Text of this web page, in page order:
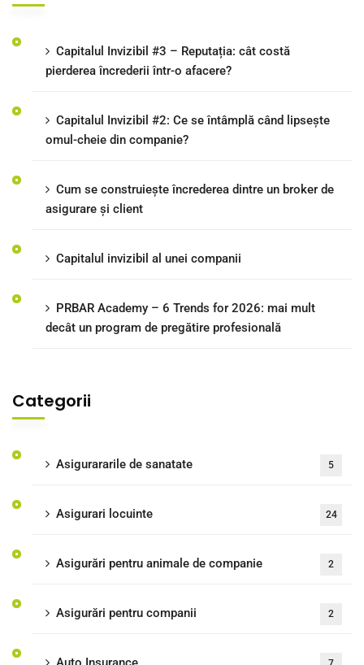
Capitalul Invizibil #3 – Reputația: cât costă
pierderea încrederii într-o afacere?
Capitalul Invizibil #2: Ce se întâmplă când lipsește
omul-cheie din companie?
Cum se construiește încrederea dintre un broker de
asigurare și client
Capitalul invizibil al unei companii
PRBAR Academy – 6 Trends for 2026: mai mult
decât un program de pregătire profesională
Categorii
Asigurararile de sanatate 5
Asigurari locuinte 24
Asigurări pentru animale de companie 2
Asigurări pentru companii 2